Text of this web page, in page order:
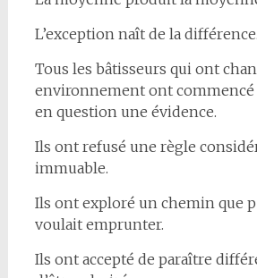
L’exception naît de la différence.
Tous les bâtisseurs qui ont
environnement ont
en question une évidence.
Ils ont refusé une règle
immuable.
Ils ont exploré un chemin que
voulait emprunter.
Ils ont accepté de paraître